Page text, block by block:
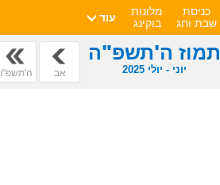
כניסת
שבת וחג
מלונות
בוקינג
עוד
תמוז ה'תשפ"ה
יוני - יולי 2025 אב ה'תשפ"ו